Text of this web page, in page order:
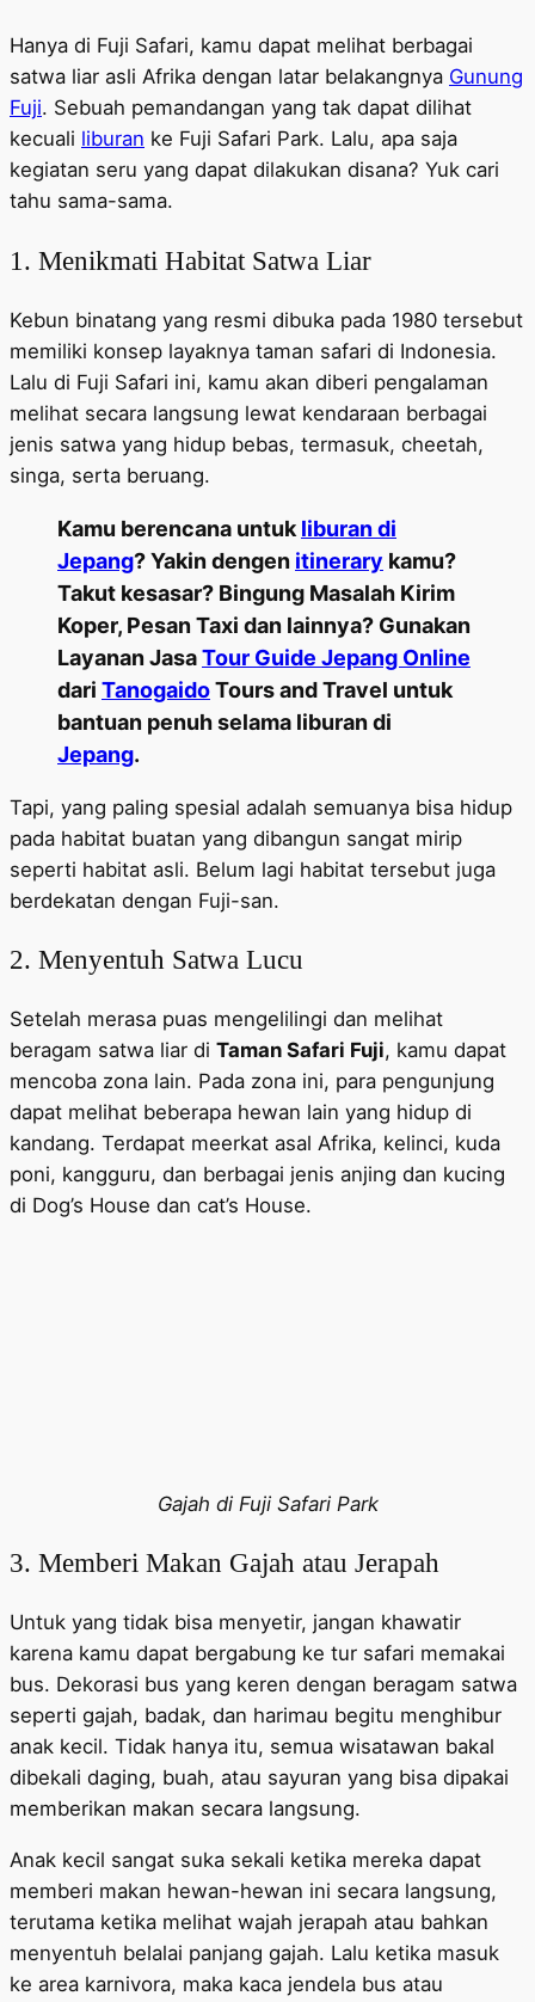
Hanya di Fuji Safari, kamu dapat melihat berbagai
satwa liar asli Afrika dengan latar belakangnya Gunung
Fuji. Sebuah pemandangan yang tak dapat dilihat
kecuali liburan ke Fuji Safari Park. Lalu, apa saja
kegiatan seru yang dapat dilakukan disana? Yuk cari
tahu sama-sama.
1. Menikmati Habitat Satwa Liar
Kebun binatang yang resmi dibuka pada 1980 tersebut
memiliki konsep layaknya taman safari di Indonesia.
Lalu di Fuji Safari ini, kamu akan diberi pengalaman
melihat secara langsung lewat kendaraan berbagai
jenis satwa yang hidup bebas, termasuk, cheetah,
singa, serta beruang.
Kamu berencana untuk liburan di
Jepang? Yakin dengen itinerary kamu?
Takut kesasar? Bingung Masalah Kirim
Koper, Pesan Taxi dan lainnya? Gunakan
Layanan JasaTour Guide Jepang Online
dari TanogaidoTours and Travel untuk
bantuan penuh selama liburan di
Jepang.
Tapi, yang paling spesial adalah semuanya bisa hidup
pada habitat buatan yang dibangun sangat mirip
seperti habitat asli. Belum lagi habitat tersebut juga
berdekatan dengan Fuji-san.
2. Menyentuh Satwa Lucu
Setelah merasa puas mengelilingi dan melihat
beragam satwa liar di Taman Safari Fuji, kamu dapat
mencoba zona lain. Pada zona ini, para pengunjung
dapat melihat beberapa hewan lain yang hidup di
kandang. Terdapat meerkat asal Afrika, kelinci, kuda
poni, kangguru, dan berbagai jenis anjing dan kucing
di Dog’s House dan cat’s House.
Gajah di Fuji Safari Park
3. Memberi Makan Gajah atau Jerapah
Untuk yang tidak bisa menyetir, jangan khawatir
karena kamu dapat bergabung ke tur safari memakai
bus. Dekorasi bus yang keren dengan beragam satwa
seperti gajah, badak, dan harimau begitu menghibur
anak kecil. Tidak hanya itu, semua wisatawan bakal
dibekali daging, buah, atau sayuran yang bisa dipakai
memberikan makan secara langsung.
Anak kecil sangat suka sekali ketika mereka dapat
memberi makan hewan-hewan ini secara langsung,
terutama ketika melihat wajah jerapah atau bahkan
menyentuh belalai panjang gajah. Lalu ketika masuk
ke area karnivora, maka kaca jendela bus atau